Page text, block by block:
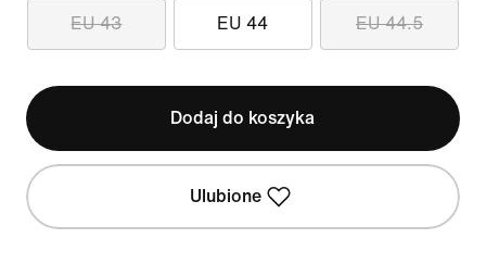
EU 43 EU 44 EU 44.5
Dodaj do koszyka
Ulubione